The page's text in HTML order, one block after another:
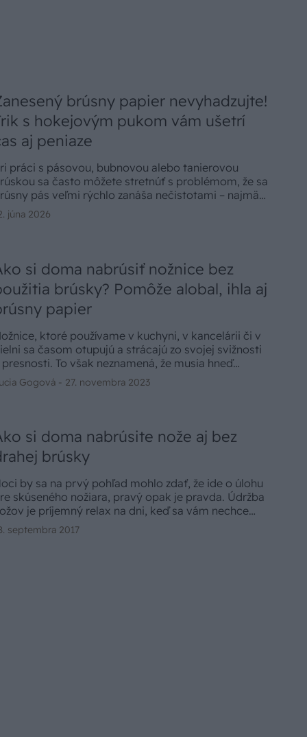
brúsny papier nevyhadzujte!
s hokejovým pukom vám ušetrí
aj peniaze
práci s pásovou, bubnovou alebo tanierovou
sa často môžete stretnúť s problémom, že sa
pás veľmi rýchlo zanáša nečistotami – najmä
farby, živice či iných lepkavých materiálov.
júna 2026
si doma nabrúsiť nožnice bez
brúsky? Pomôže alobal, ihla aj
papier
ktoré používame v kuchyni, v kancelárii či v
sa časom otupujú a strácajú zo svojej svižnosti
presnosti. To však neznamená, že musia hneď
do koša. Stačí im venovať krátku
a pri troche snahy sa z nich opäť stanú ostrí
iba s predmetmi, ktoré má väčšina z nás
Náklady na brúsenie budú minimálne.
Gogová - 27. novembra 2023
si doma nabrúsite nože aj bez
brúsky
by sa na prvý pohľad mohlo zdať, že ide o úlohu
skúseného nožiara, pravý opak je pravda. Údržba
je príjemný relax na dni, keď sa vám nechce
do žiadnych veľkých projektov. Rozdiel pri
pocítite okamžite.
septembra 2017